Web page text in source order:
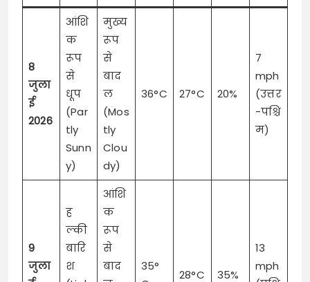
8
जुला
ई
2026
आंशि
क
रूप
से
धूप
(Par
tly
Sunn
y)
मुख्य
रूप
से
बाद
ल
(Mos
tly
Clou
dy)
36°C 27°C 20%
7
mph
(उत्तर
-पश्चि
म)
9
जुला
ह
ल्की
बारि
श
आंशि
क
रूप
से
बाद
35°
28°C 35%
13
mph